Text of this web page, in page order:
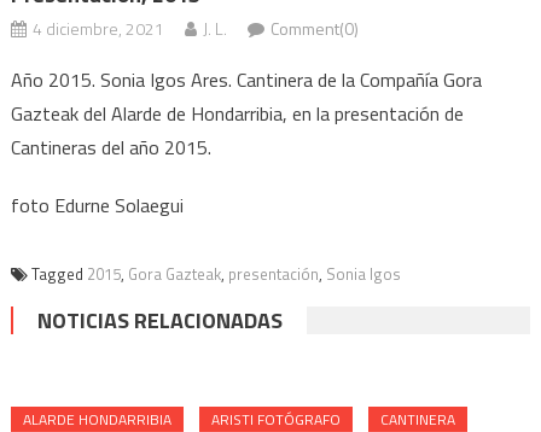
4 diciembre, 2021 J. L. Comment(0)
Año 2015. Sonia Igos Ares. Cantinera de la Compañía Gora
Gazteak del Alarde de Hondarribia, en la presentación de
Cantineras del año 2015.
foto Edurne Solaegui
Tagged 2015, Gora Gazteak, presentación, Sonia Igos
NOTICIAS RELACIONADAS
ALARDE HONDARRIBIA ARISTI FOTÓGRAFO CANTINERA